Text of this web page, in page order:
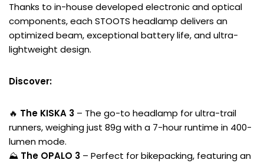
Thanks to in-house developed electronic and optical
components, each STOOTS headlamp delivers an
optimized beam, exceptional battery life, and ultra-
lightweight design.
Discover:
🔥 The KISKA 3 – The go-to headlamp for ultra-trail
runners, weighing just 89g with a 7-hour runtime in 400-
lumen mode.
⛰️ The OPALO 3 – Perfect for bikepacking, featuring an